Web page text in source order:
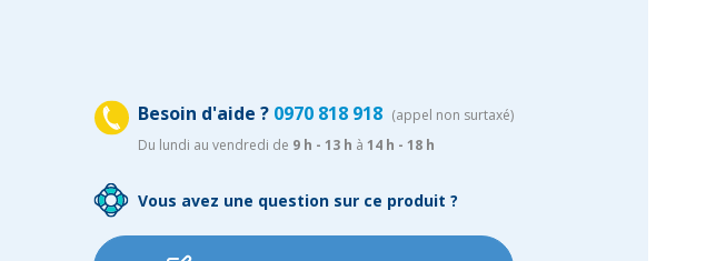
Besoin d'aide ? 0970 818 918 (appel non surtaxé)
Du lundi au vendredi de 9 h - 13 h à 14 h - 18 h
Vous avez une question sur ce produit ?